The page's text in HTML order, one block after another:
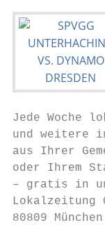
Jede Woche
und weitere
aus Ihrer
oder Ihrem
– gratis in
Lokalzeitung
80809